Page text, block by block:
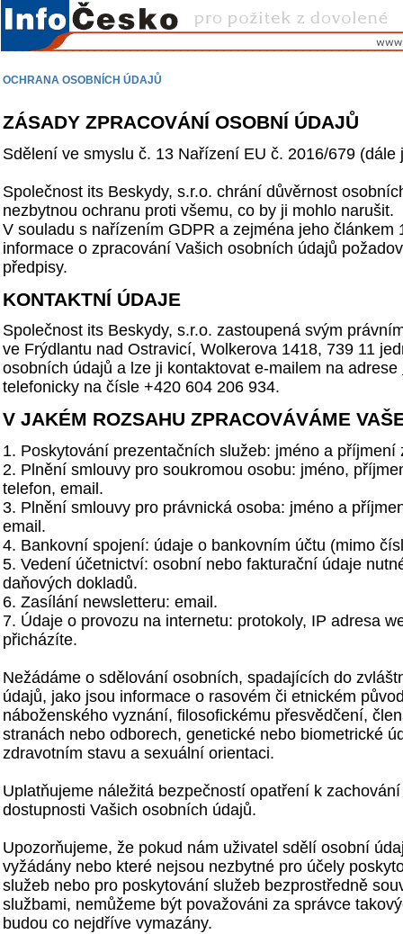
OCHRANA OSOBNÍCH ÚDAJŮ
ZÁSADY ZPRACOVÁNÍ OSOBNÍ ÚDAJŮ
Sdělení ve smyslu č. 13 Nařízení EU č. 2016/679 (dále
Společnost its Beskydy, s.r.o. chrání důvěrnost
nezbytnou ochranu proti všemu, co by ji mohlo narušit.
V souladu s nařízením GDPR a zejména jeho článkem
informace o zpracování Vašich osobních údajů
předpisy.
KONTAKTNÍ ÚDAJE
Společnost its Beskydy, s.r.o. zastoupená svým
ve Frýdlantu nad Ostravicí, Wolkerova 1418, 739 11
osobních údajů a lze ji kontaktovat e-mailem na adrese
telefonicky na čísle +420 604 206 934.
V JAKÉM ROZSAHU ZPRACOVÁVÁME
1. Poskytování prezentačních služeb: jméno a příjmení
2. Plnění smlouvy pro soukromou osobu: jméno,
telefon, email.
3. Plnění smlouvy pro právnická osoba: jméno a
email.
4. Bankovní spojení: údaje o bankovním účtu (mimo
5. Vedení účetnictví: osobní nebo fakturační údaje
daňových dokladů.
6. Zasílání newsletteru: email.
7. Údaje o provozu na internetu: protokoly, IP adresa
přicházíte.
Nežádáme o sdělování osobních, spadajících do
údajů, jako jsou informace o rasovém či etnickém
náboženského vyznání, filosofickému přesvědčení,
stranách nebo odborech, genetické nebo biometrické
zdravotním stavu a sexuální orientaci.
Uplatňujeme náležitá bezpečností opatření k
dostupnosti Vašich osobních údajů.
Upozorňujeme, že pokud nám uživatel sdělí osobní
vyžádány nebo které nejsou nezbytné pro účely
služeb nebo pro poskytování služeb bezprostředně
službami, nemůžeme být považováni za správce
budou co nejdříve vymazány.